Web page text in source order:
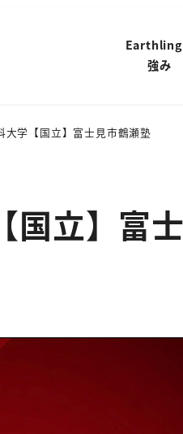
Earthling
強み
大学【国立】富士見市鶴瀬塾
国立】富